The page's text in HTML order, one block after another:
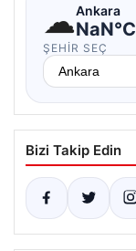
☁Ankara
NaN°C
ŞEHIR SEÇ
Bizi Takip Edin